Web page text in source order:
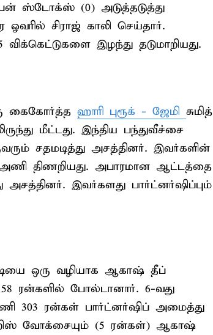
ஸ்டோக்ஸ் (0) அடுத்தடுத்து
சிராஜ் காலி செய்தார்.
இழந்து தடுமாறியது.
கைகோர்த்த ஹாரி புரூக் - ஜேமி சுமித்
மீட்டது. இந்திய பந்துவீச்சை
சதமடித்து அசத்தினர். இவர்களின்
திணறியது. அபாரமான ஆட்டத்தை
அசத்தினர். இவர்களது பார்ட்னர்ஷிப்பும்
ஒரு வழியாக ஆகாஷ் தீப்
ரன்களில் போல்டானார். 6-வது
303 ரன்கள் பார்ட்னர்ஷிப் அமைத்து
வோக்சையும் (5 ரன்கள்) ஆகாஷ்